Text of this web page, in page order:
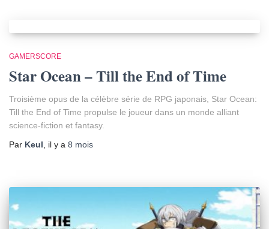
GAMERSCORE
Star Ocean – Till the End of Time
Troisième opus de la célèbre série de RPG japonais, Star Ocean:
Till the End of Time propulse le joueur dans un monde alliant
science-fiction et fantasy.
Par Keul, il y a 8 mois